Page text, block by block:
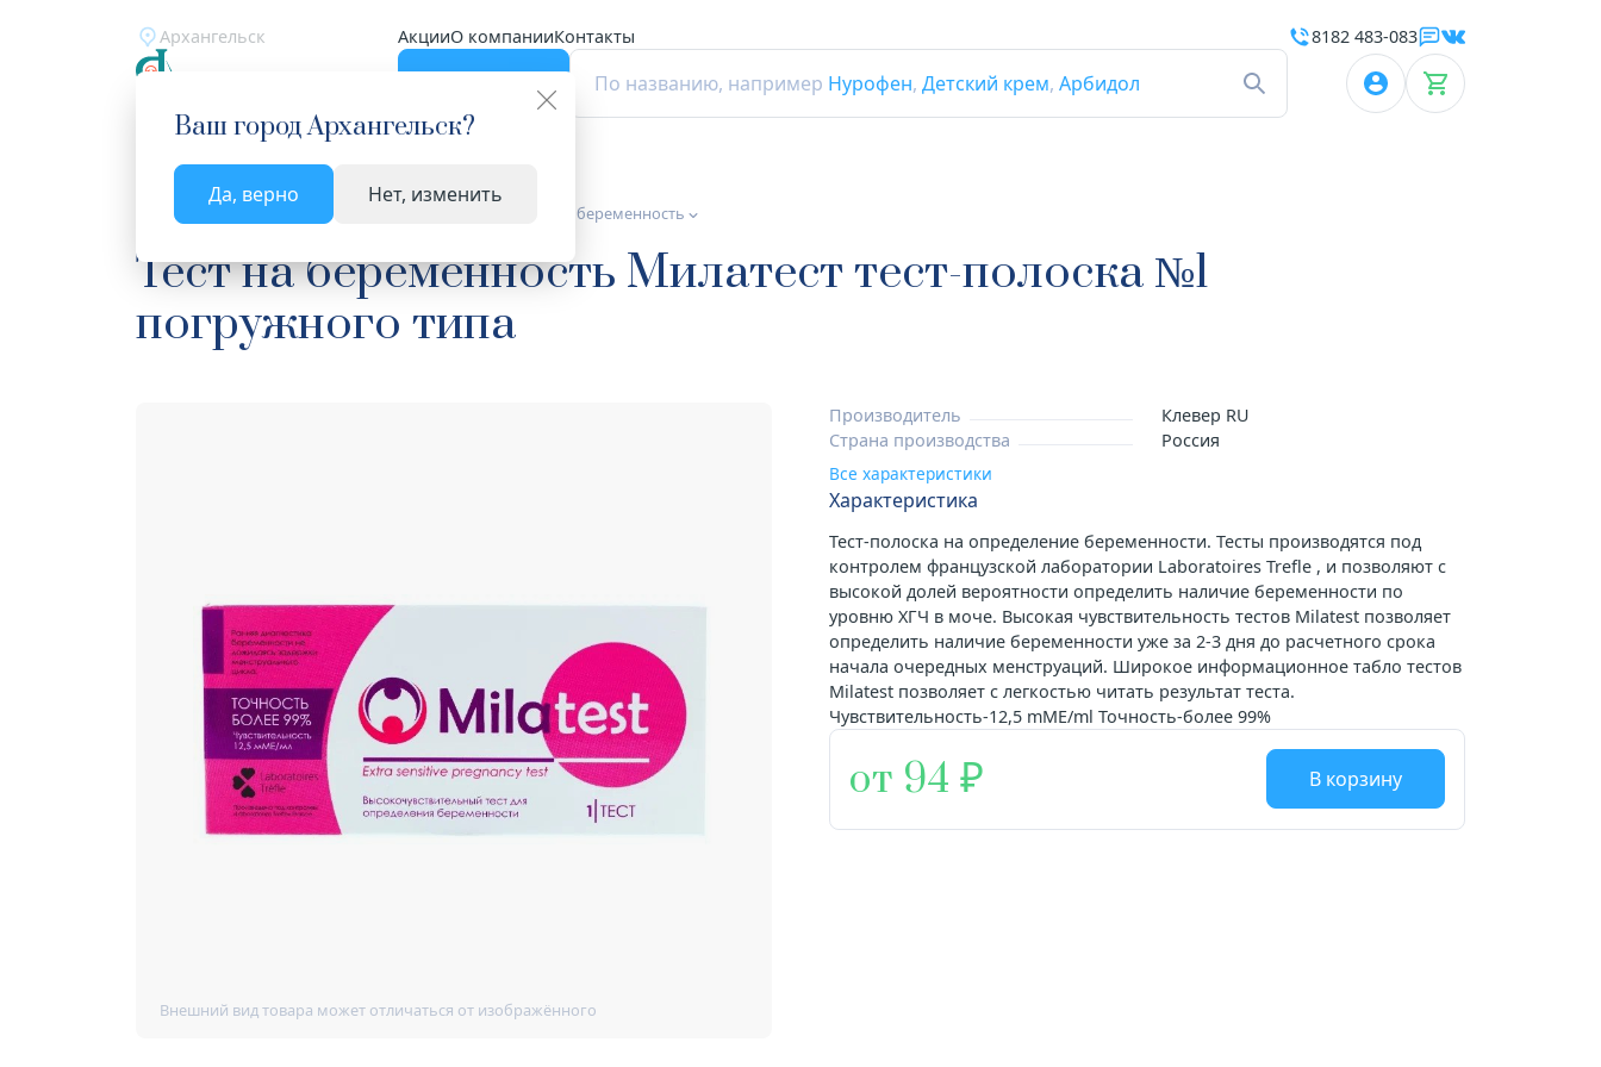
Архангельск АкцииО компанииКонтакты
По названию, например Нурофен, Детский крем, Арбидол
Ваш городАрхангельск?
Да, верно Нет, изменить
8182 483-083
Главная Каталог Медицинские изделия Тесты на беременность
Тест на беременность Милатест тест-полоска №1
погружного типа
Производитель
Клевер RU
Страна производства
Россия
Все характеристики
Характеристика
Тест-полоска на определение беременности. Тесты производятся под
контролем французской лаборатории Laboratoires Trefle , и позволяют с
высокой долей вероятности определить наличие беременности по
уровню ХГЧ в моче. Высокая чувствительность тестов Milatest позволяет
определить наличие беременности уже за 2-3 дня до расчетного срока
начала очередных менструаций. Широкое информационное табло тестов
Milatest позволяет с легкостью читать результат теста.
Чувствительность-12,5 mME/ml Точность-более 99%
от 94 В корзину